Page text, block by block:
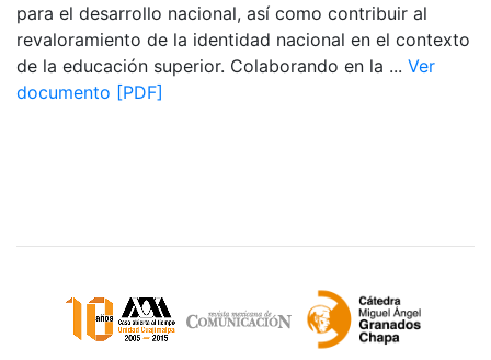
para el desarrollo nacional, así como contribuir al
revaloramiento de la identidad nacional en el contexto
de la educación superior. Colaborando en la ... Ver
documento [PDF]